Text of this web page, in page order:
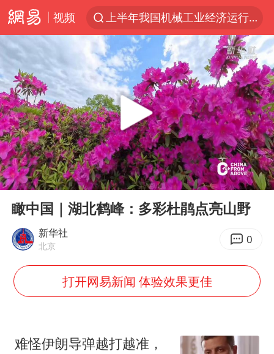
视频
上半年我国机械工业经济运行稳中有进
金华市人大常委会副主任陈峰齐被查
我国货物贸易进出口超30万亿元
向鹏0-3不敌张本智和
广东雷州通报特教老师招聘违规事件
国防部回应日本试射“战斧”导弹
泉州市委书记张毅恭被查
佛山通报笔试前13被淘汰后5名进体检
“立秋的第一杯奶茶”又爆单了
泰国枪击案凶手先杀祖父母后行凶
超颖电子拟投资20.86亿建设新项目
Play
00:00 00:54
瞰中国｜湖北鹤峰：多彩杜鹃点亮山野
新华社
北京 0
打开网易新闻 体验效果更佳
难怪伊朗导弹越打越准，